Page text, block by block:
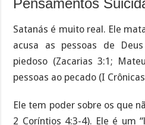
Satanás é muito real. Ele
acusa as pessoas de
piedoso (Zacarias 3:1;
pessoas ao pecado (I
Ele tem poder sobre os que
2 Coríntios 4:3-4). Ele é um